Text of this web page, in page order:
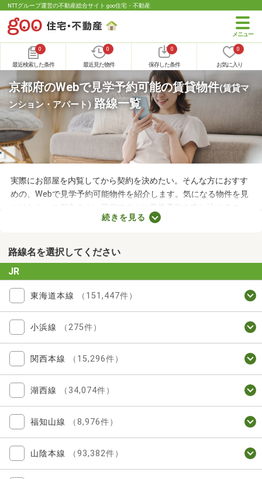
NTTグループ運営の不動産総合サイト goo住宅・不動産
0
最近検索した条件
0
最近見た物件
0
保存した条件
0
お気に入り
京都府のWebで見学予約可能の賃貸物件(賃貸マ
ンション・アパート) 路線一覧
実際にお部屋を内覧してから契約を決めたい。そんな方におすす
めの、Webで見学予約可能物件を紹介します。気になる物件を見
つけたら、ご都合のよい日程ですぐに見学予約を申し込めるの
で、お部屋探しもスムーズに進みますよ。複数のお部屋を実際に
続きを見る
路線名を選択してください
JR
東海道本線 （151,447件）
小浜線 （275件）
関西本線 （15,296件）
湖西線 （34,074件）
福知山線 （8,976件）
山陰本線 （93,382件）